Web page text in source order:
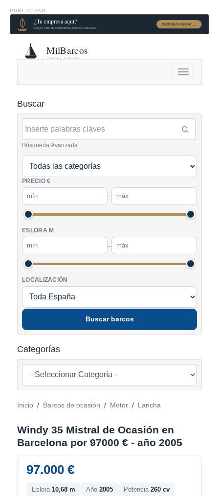
PUBLICIDAD
Alternar
navegación
Buscar
Búsqueda Avanzada
PRECIO €
–
ESLORA M
–
LOCALIZACIÓN
Buscar barcos
Categorías
Inicio / Barcos de ocasión / Motor / Lancha
Windy 35 Mistral de Ocasión en
Barcelona por 97000 € - año 2005
97.000 €
Eslora 10,68 m Año 2005 Potencia 260 cv